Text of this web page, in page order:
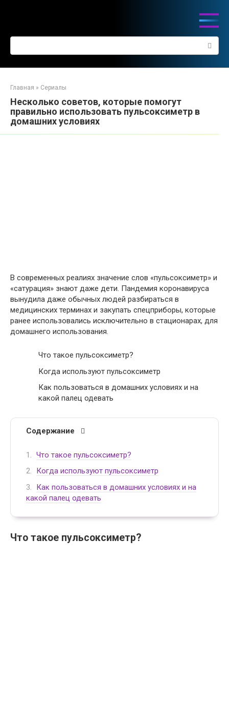
Главная » Сериалы
Несколько советов, которые помогут
правильно использовать пульсоксиметр в
домашних условиях
В современных реалиях значение слов «пульсоксиметр» и
«сатурация» знают даже дети. Пандемия коронавируса
вынудила даже обычных людей разбираться в
медицинских терминах и закупать спецприборы, которые
ранее использовались исключительно в стационарах, для
домашнего использования.
Что такое пульсоксиметр?
Когда используют пульсоксиметр
Как пользоваться в домашних условиях и на
какой палец одевать
Содержание
Что такое пульсоксиметр?
Когда используют пульсоксиметр
Как пользоваться в домашних условиях и на
какой палец одевать
Что такое пульсоксиметр?